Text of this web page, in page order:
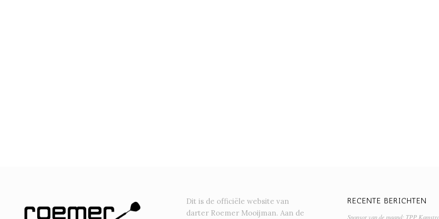
Dit is de officiële website van
darter Roemer Mooijman. Aan de
RECENTE BERICHTEN
Sponsor van de maand: TPP